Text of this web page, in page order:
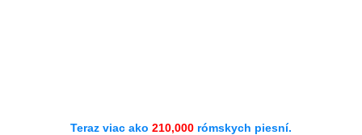
Teraz viac ako 210,000 rómskych piesní.